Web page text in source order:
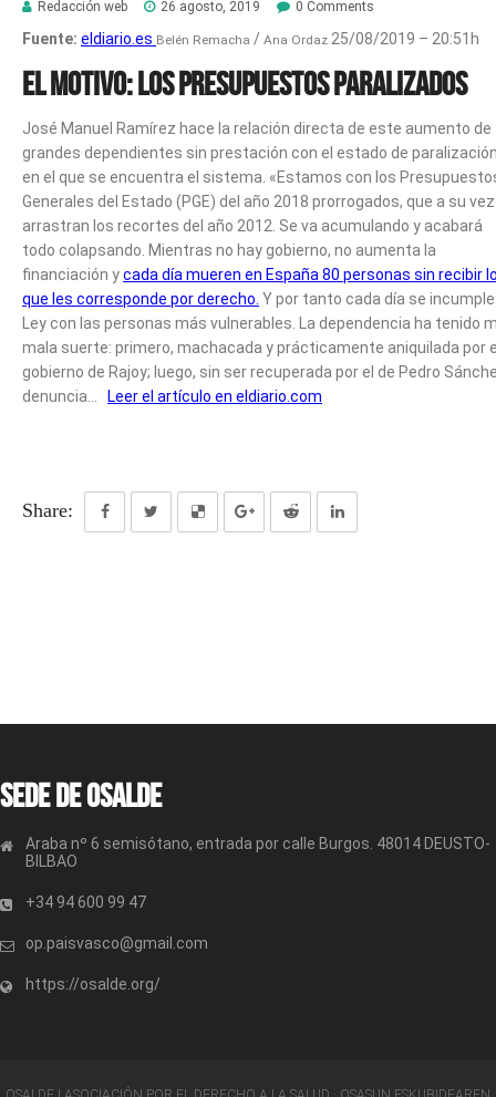
Redacción web 26 agosto, 2019 0 Comments
Fuente: eldiario.es Belén Remacha / Ana Ordaz 25/08/2019 – 20:51h
El motivo: los presupuestos paralizados
José Manuel Ramírez hace la relación directa de este aumento de
grandes dependientes sin prestación con el estado de
en el que se encuentra el sistema. «Estamos con los
Generales del Estado (PGE) del año 2018 prorrogados, que a su vez
arrastran los recortes del año 2012. Se va acumulando y acabará
todo colapsando. Mientras no hay gobierno, no aumenta la
financiación ycada día mueren en España 80 personas sin recibir
que les corresponde por derecho. Y por tanto cada día se
Ley con las personas más vulnerables. La dependencia ha tenido
mala suerte: primero, machacada y prácticamente aniquilada por
gobierno de Rajoy; luego, sin ser recuperada por el de Pedro
denuncia…
Leer el artículo en eldiario.com
Share:
Sede de OSALDE
Araba nº 6 semisótano, entrada por calle Burgos. 48014 DEUSTO-
BILBAO
+34 94 600 99 47
op.paisvasco@gmail.com
https://osalde.org/